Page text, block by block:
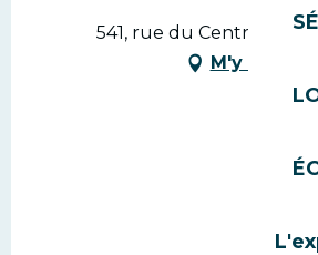
541, rue du Centre,
M'y rendre